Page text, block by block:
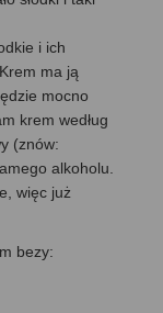
i ich
ma ją
mocno
krem według
(znów:
alkoholu.
więc już
bezy: